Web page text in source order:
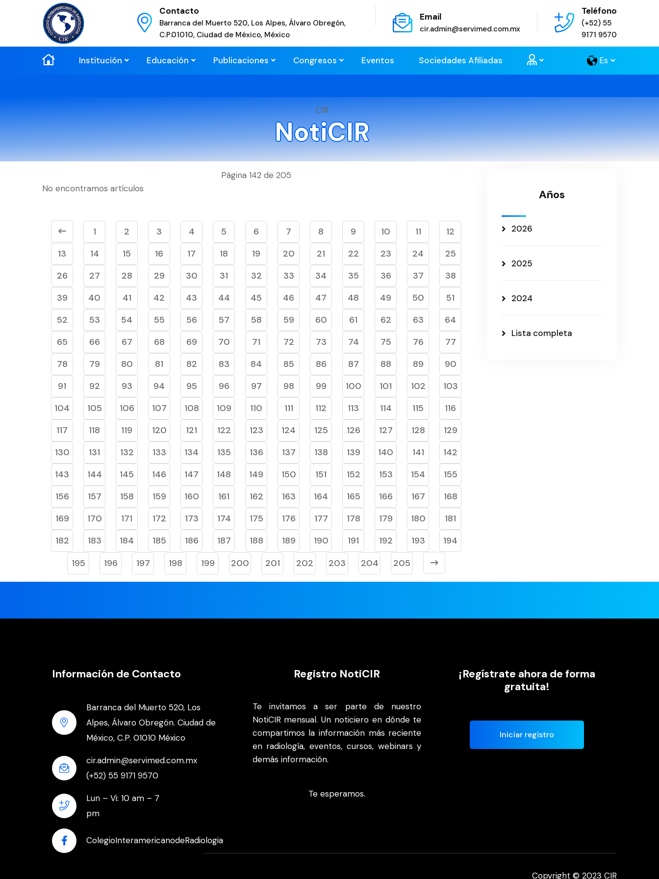
Contacto
Barranca del Muerto 520, Los Alpes, Álvaro Obregón,
C.P.01010, Ciudad de México, México
Email
cir.admin@servimed.com.mx
Teléfono
(+52) 55
9171 9570
Institución Educación Publicaciones Congresos Eventos Sociedades Afiliadas
CIR
NotiCIR
Página 142 de 205
No encontramos artículos
1 2 3 4 5 6 7 8 9 10 11
12
13
14 15 16 17 18 19 20 21 22 23 24
25
26
27 28 29 30 31 32 33 34 35 36 37
38
39
40 41 42 43 44 45 46 47 48 49 50
51
52
53 54 55 56 57 58 59 60 61 62 63
64
65
66 67 68 69 70 71 72 73 74 75 76
77
78
79 80 81 82 83 84 85 86 87 88 89
90
91
92 93 94 95 96 97 98 99 100 101 102
103
104
105 106 107 108 109 110 111 112 113 114 115
116
117
118 119 120 121 122 123 124 125 126 127 128
129
130
131 132 133 134 135 136 137 138 139 140 141
142
143
144 145 146 147 148 149 150 151 152 153 154
155
156
157 158 159 160 161 162 163 164 165 166 167
168
169
170 171 172 173 174 175 176 177 178 179 180
181
182
183 184 185 186 187 188 189 190 191 192 193
194
195
196 197 198 199 200 201 202 203 204 205
Años
2026
2025
2024
Lista completa
Información de Contacto
Barranca del Muerto 520, Los
Alpes, Álvaro Obregón. Ciudad de
México, C.P. 01010 México
cir.admin@servimed.com.mx
(+52) 55 9171 9570
Lun – Vi: 10 am – 7
pm
ColegioInteramericanodeRadiologia
Registro NotiCIR
Te invitamos a ser parte de nuestro
NotiCIR mensual. Un noticiero en dónde te
compartimos la información más reciente
en radiología, eventos, cursos, webinars y
demás información.
Te esperamos.
¡Regístrate ahora de forma
gratuita!
Iniciar registro
Copyright © 2023 CIR